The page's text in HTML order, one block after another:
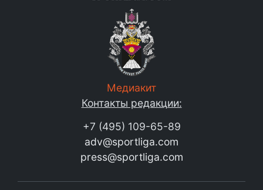
Медиакит
Контакты редакции:
+7 (495) 109-65-89
adv@sportliga.com
press@sportliga.com